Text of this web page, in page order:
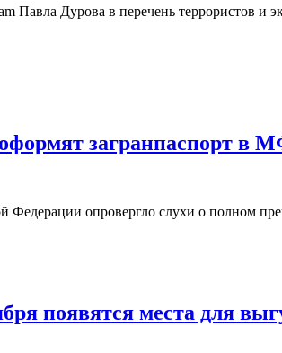
Павла Дурова в перечень террористов и
загранпаспорт в
Федерации опровергло слухи о полном
появятся места для